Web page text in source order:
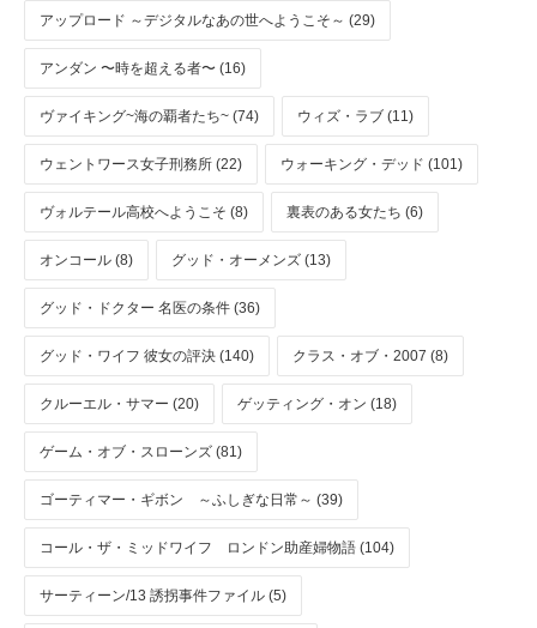
アップロード ～デジタルなあの世へようこそ～ (29)
アンダン 〜時を超える者〜 (16)
ヴァイキング~海の覇者たち~ (74) ウィズ・ラブ (11)
ウェントワース女子刑務所 (22) ウォーキング・デッド (101)
ヴォルテール高校へようこそ (8) 裏表のある女たち (6)
オンコール (8) グッド・オーメンズ (13)
グッド・ドクター 名医の条件 (36)
グッド・ワイフ 彼女の評決 (140) クラス・オブ・2007 (8)
クルーエル・サマー (20) ゲッティング・オン (18)
ゲーム・オブ・スローンズ (81)
ゴーティマー・ギボン ～ふしぎな日常～ (39)
コール・ザ・ミッドワイフ ロンドン助産婦物語 (104)
サーティーン/13 誘拐事件ファイル (5)